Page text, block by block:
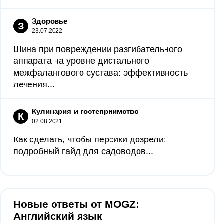
З Здоровье
23.07.2022
Шина при повреждении разгибательного
аппарата на уровне дистального
межфалангового сустава: эффективность
лечения...
К Кулинария-и-гостеприимство
02.08.2021
Как сделать, чтобы персики дозрели:
подробный гайд для садоводов...
Новые ответы от MOGZ:
Английский язык